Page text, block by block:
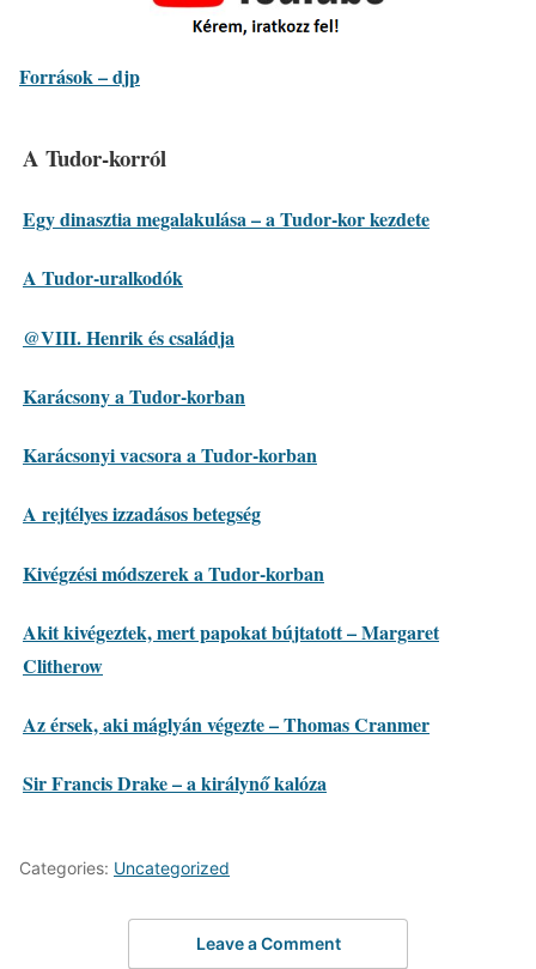
Források – djp
A Tudor-korról
Egy dinasztia megalakulása – a Tudor-kor kezdete
A Tudor-uralkodók
@VIII. Henrik és családja
Karácsony a Tudor-korban
Karácsonyi vacsora a Tudor-korban
A rejtélyes izzadásos betegség
Kivégzési módszerek a Tudor-korban
Akit kivégeztek, mert papokat bújtatott – Margaret
Clitherow
Az érsek, aki máglyán végezte – Thomas Cranmer
Sir Francis Drake – a királynő kalóza
Categories: Uncategorized
Leave a Comment